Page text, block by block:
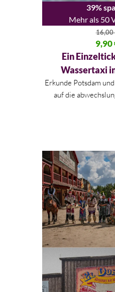
39%
Mehr als 50
16,00
Ursprünglicher Preis
9,90
Aktueller Preis ist:
Ein
Wassertaxi
Erkunde Potsdam
auf die